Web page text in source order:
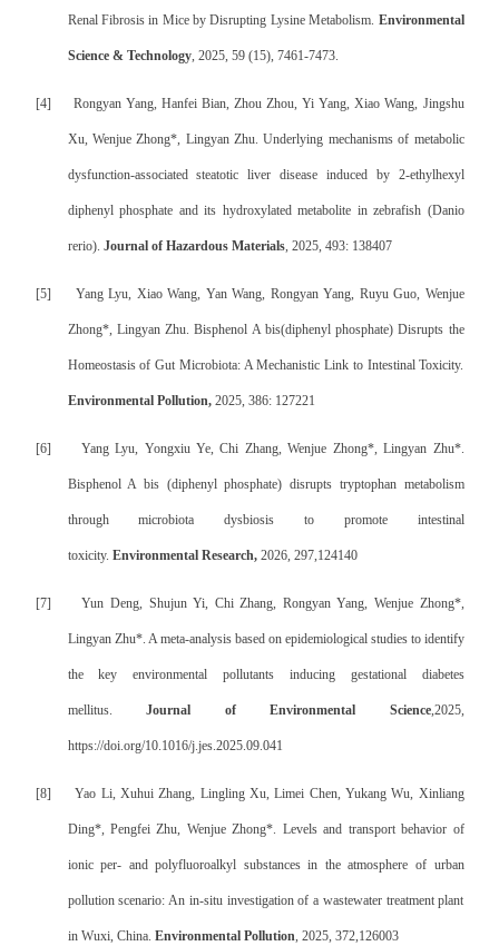
Renal Fibrosis in Mice by Disrupting Lysine Metabolism. Environmental
Science & Technology, 2025, 59 (15), 7461-7473.
[4] Rongyan Yang, Hanfei Bian, Zhou Zhou, Yi Yang, Xiao Wang, Jingshu
Xu, Wenjue Zhong*, Lingyan Zhu. Underlying mechanisms of metabolic
dysfunction-associated steatotic liver disease induced by 2-ethylhexyl
diphenyl phosphate and its hydroxylated metabolite in zebrafish (Danio
rerio). Journal of Hazardous Materials, 2025, 493: 138407
[5] Yang Lyu, Xiao Wang, Yan Wang, Rongyan Yang, Ruyu Guo, Wenjue
Zhong*, Lingyan Zhu. Bisphenol A bis(diphenyl phosphate) Disrupts the
Homeostasis of Gut Microbiota: A Mechanistic Link to Intestinal Toxicity.
Environmental Pollution,2025, 386: 127221
[6] Yang Lyu, Yongxiu Ye, Chi Zhang, Wenjue Zhong*, Lingyan Zhu*.
Bisphenol A bis (diphenyl phosphate) disrupts tryptophan metabolism
through microbiota dysbiosis to promote intestinal
toxicity. Environmental Research,2026, 297,124140
[7] Yun Deng, Shujun Yi, Chi Zhang, Rongyan Yang, Wenjue Zhong*,
Lingyan Zhu*. A meta-analysis based on epidemiological studies to identify
the key environmental pollutants inducing gestational diabetes
mellitus. Journal of Environmental Science,2025,
https://doi.org/10.1016/j.jes.2025.09.041
[8] Yao Li, Xuhui Zhang, Lingling Xu, Limei Chen, Yukang Wu, Xinliang
Ding*, Pengfei Zhu, Wenjue Zhong*. Levels and transport behavior of
ionic per- and polyfluoroalkyl substances in the atmosphere of urban
pollution scenario: An in-situ investigation of a wastewater treatment plant
in Wuxi, China. Environmental Pollution, 2025, 372,126003